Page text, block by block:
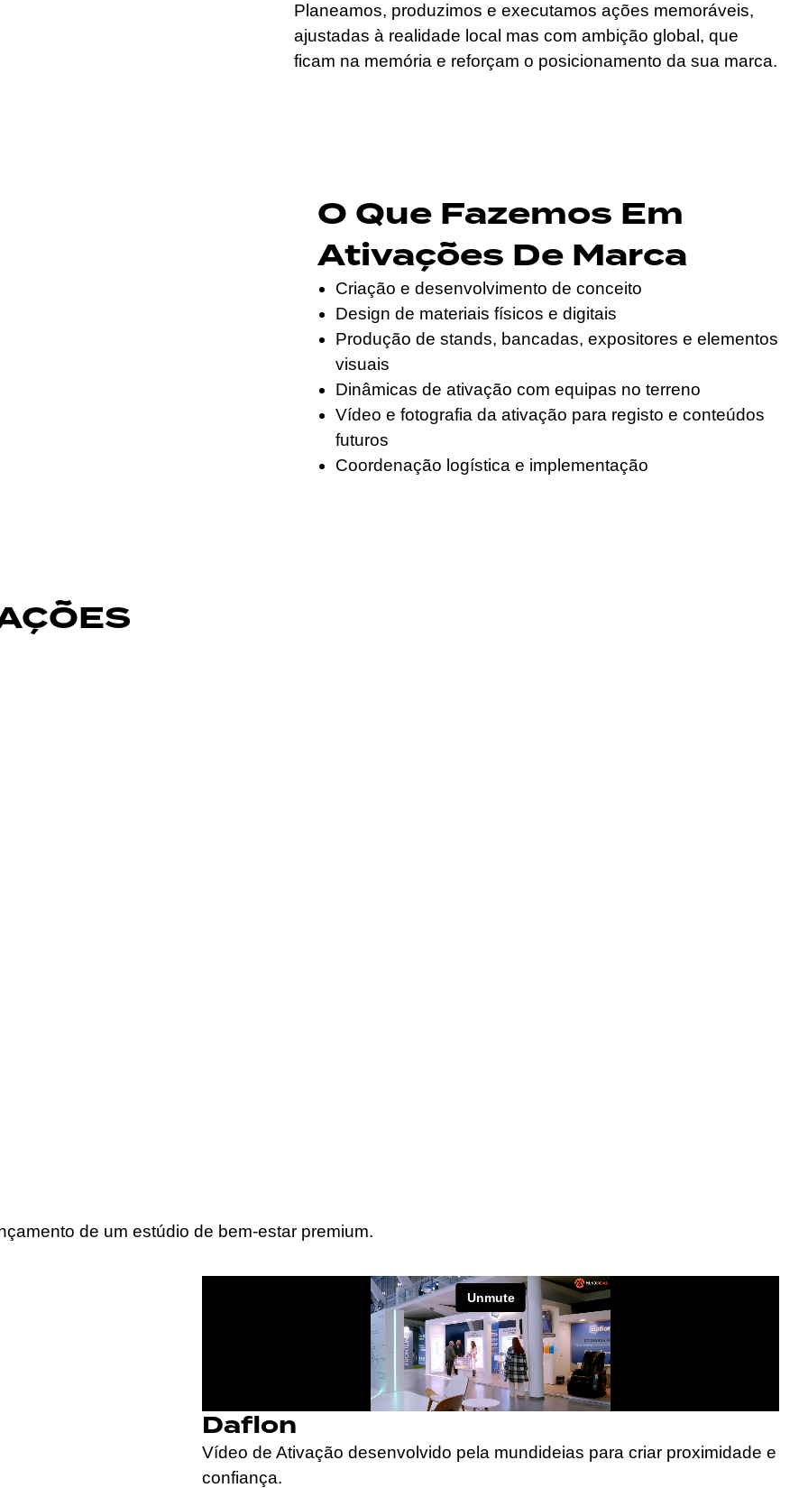
Planeamos, produzimos e executamos ações memoráveis,
ajustadas à realidade local mas com ambição global, que
ficam na memória e reforçam o posicionamento da sua marca.
O Que Fazemos Em
Ativações De Marca
Criação e desenvolvimento de conceito
Design de materiais físicos e digitais
Produção de stands, bancadas, expositores e elementos
visuais
Dinâmicas de ativação com equipas no terreno
Vídeo e fotografia da ativação para registo e conteúdos
futuros
Coordenação logística e implementação
de um estúdio de bem-estar premium.
Daflon
Vídeo de Ativação desenvolvido pela mundideias para criar proximidade e
confiança.